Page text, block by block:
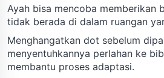
Ayah bisa mencoba memberikan
tidak berada di dalam ruangan
Menghangatkan dot sebelum
menyentuhkannya perlahan ke
membantu proses adaptasi.